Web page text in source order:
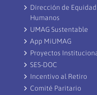
Dirección de
Humanos
UMAG Sustentable
App MiUMAG
Proyectos
SES-DOC
Incentivo al Retiro
Comité Paritario